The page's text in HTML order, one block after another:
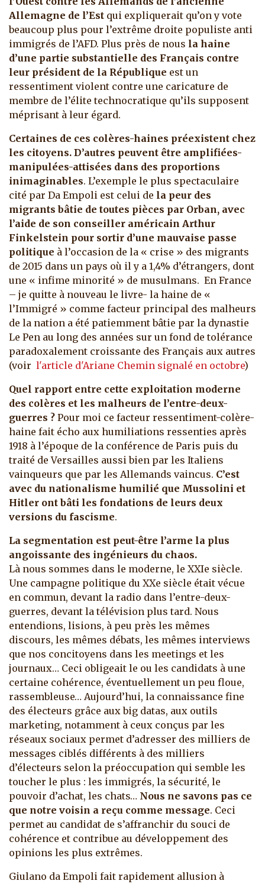
Allemagne de l’Est qui expliquerait qu’on y vote
beaucoup plus pour l’extrême droite populiste anti
immigrés de l’AFD. Plus près de nous la haine
d’une partie substantielle des Français contre
leur président de la République est un
ressentiment violent contre une caricature de
membre de l’élite technocratique qu’ils supposent
méprisant à leur égard.
Certaines de ces colères-haines préexistent chez
les citoyens. D’autres peuvent être amplifiées-
manipulées-attisées dans des proportions
inimaginables. L’exemple le plus spectaculaire
cité par Da Empoli est celui de la peur des
migrants bâtie de toutes pièces par Orban, avec
l’aide de son conseiller américain Arthur
Finkelstein pour sortir d’une mauvaise passe
politique à l’occasion de la « crise » des migrants
de 2015 dans un pays où il y a 1,4% d’étrangers, dont
une « infime minorité » de musulmans. En France
– je quitte à nouveau le livre- la haine de «
l’Immigré » comme facteur principal des malheurs
de la nation a été patiemment bâtie par la dynastie
Le Pen au long des années sur un fond de tolérance
paradoxalement croissante des Français aux autres
(voir l'article d'Ariane Chemin signalé en octobre)
Quel rapport entre cette exploitation moderne
des colères et les malheurs de l’entre-deux-
guerres ? Pour moi ce facteur ressentiment-colère-
haine fait écho aux humiliations ressenties après
1918 à l’époque de la conférence de Paris puis du
traité de Versailles aussi bien par les Italiens
vainqueurs que par les Allemands vaincus. C’est
avec du nationalisme humilié que Mussolini et
Hitler ont bâti les fondations de leurs deux
versions du fascisme.
La segmentation est peut-être l’arme la plus
angoissante des ingénieurs du chaos.
Là nous sommes dans le moderne, le XXIe siècle.
Une campagne politique du XXe siècle était vécue
en commun, devant la radio dans l’entre-deux-
guerres, devant la télévision plus tard. Nous
entendions, lisions, à peu près les mêmes
discours, les mêmes débats, les mêmes interviews
que nos concitoyens dans les meetings et les
journaux… Ceci obligeait le ou les candidats à une
certaine cohérence, éventuellement un peu floue,
rassembleuse… Aujourd’hui, la connaissance fine
des électeurs grâce aux big datas, aux outils
marketing, notamment à ceux conçus par les
réseaux sociaux permet d’adresser des milliers de
messages ciblés différents à des milliers
d’électeurs selon la préoccupation qui semble les
toucher le plus : les immigrés, la sécurité, le
pouvoir d’achat, les chats… Nous ne savons pas ce
que notre voisin a reçu comme message. Ceci
permet au candidat de s’affranchir du souci de
cohérence et contribue au développement des
opinions les plus extrêmes.
Giulano da Empoli fait rapidement allusion à